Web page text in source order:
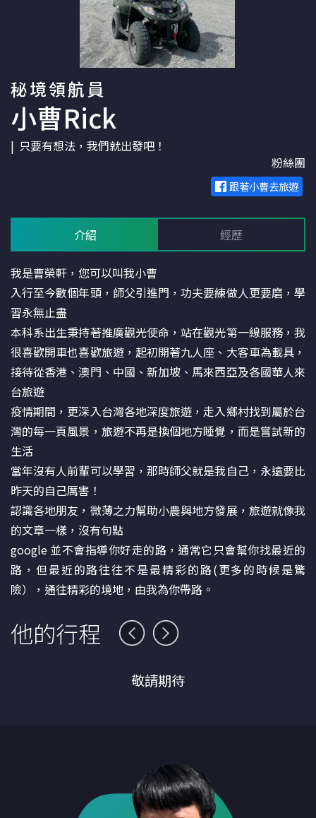
秘境領航員
小曹Rick
只要有想法，我們就出發吧！
粉絲團
跟著小曹去旅遊
介紹 經歷
我是曹榮軒，您可以叫我小曹
入行至今數個年頭，師父引進門，功夫要練做人更要磨，學
習永無止盡
本科系出生秉持著推廣觀光使命，站在觀光第一線服務，我
很喜歡開車也喜歡旅遊，起初開著九人座、大客車為載具，
接待從香港、澳門、中國、新加坡、馬來西亞及各國華人來
台旅遊
疫情期間，更深入台灣各地深度旅遊，走入鄉村找到屬於台
灣的每一頁風景，旅遊不再是換個地方睡覺，而是嘗試新的
生活
當年沒有人前輩可以學習，那時師父就是我自己，永遠要比
昨天的自己厲害！
認識各地朋友，微薄之力幫助小農與地方發展，旅遊就像我
的文章一樣，沒有句點
google 並不會指導你好走的路，通常它只會幫你找最近的
路，但最近的路往往不是最精彩的路(更多的時候是驚
險），通往精彩的境地，由我為你帶路。
他的行程
敬請期待